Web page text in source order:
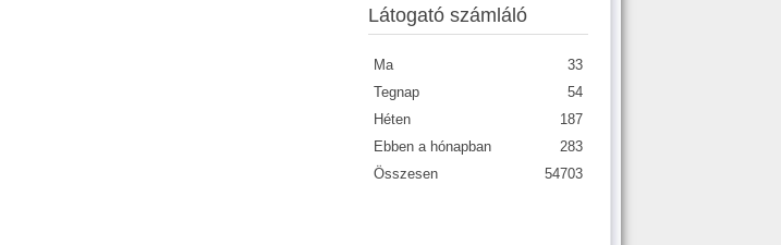
Látogató számláló
Ma
33
Tegnap
54
Héten
187
Ebben a hónapban
283
Összesen
54703